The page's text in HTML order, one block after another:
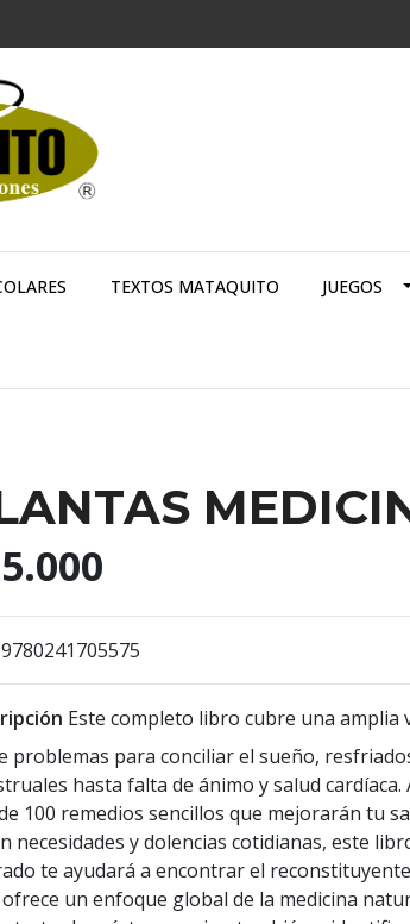
TEXTOS MATAQUITO JUEGOS
9780241705575
Este completo libro cubre una amplia
problemas para conciliar el sueño,
hasta falta de ánimo y salud
100 remedios sencillos que mejorarán tu
necesidades y dolencias cotidianas, este
te ayudará a encontrar el
un enfoque global de la medicina